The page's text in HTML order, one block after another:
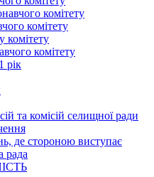
комітету
комітету
комітету
комітету
рік
та комісій селищної ради
де стороною виступає
рада